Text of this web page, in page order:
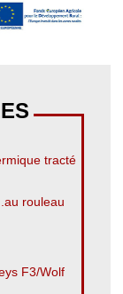
tracté
rouleau
F3/Wolf